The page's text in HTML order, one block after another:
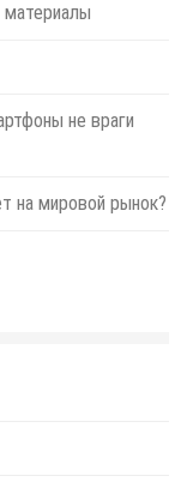
материалы
не враги
на мировой рынок?